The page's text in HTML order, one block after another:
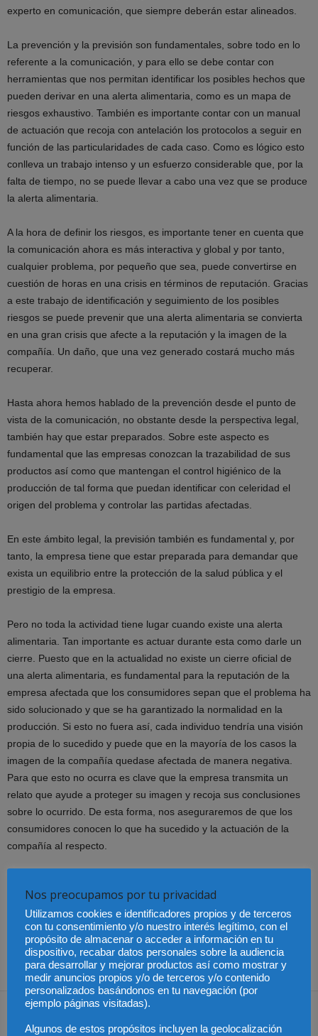
experto en comunicación, que siempre deberán estar alineados.
La prevención y la previsión son fundamentales, sobre todo en lo
referente a la comunicación, y para ello se debe contar con
herramientas que nos permitan identificar los posibles hechos que
pueden derivar en una alerta alimentaria, como es un mapa de
riesgos exhaustivo. También es importante contar con un manual
de actuación que recoja con antelación los protocolos a seguir en
función de las particularidades de cada caso. Como es lógico esto
conlleva un trabajo intenso y un esfuerzo considerable que, por la
falta de tiempo, no se puede llevar a cabo una vez que se produce
la alerta alimentaria.
A la hora de definir los riesgos, es importante tener en cuenta que
la comunicación ahora es más interactiva y global y por tanto,
cualquier problema, por pequeño que sea, puede convertirse en
cuestión de horas en una crisis en términos de reputación. Gracias
a este trabajo de identificación y seguimiento de los posibles
riesgos se puede prevenir que una alerta alimentaria se convierta
en una gran crisis que afecte a la reputación y la imagen de la
compañía. Un daño, que una vez generado costará mucho más
recuperar.
Hasta ahora hemos hablado de la prevención desde el punto de
vista de la comunicación, no obstante desde la perspectiva legal,
también hay que estar preparados. Sobre este aspecto es
fundamental que las empresas conozcan la trazabilidad de sus
productos así como que mantengan el control higiénico de la
producción de tal forma que puedan identificar con celeridad el
origen del problema y controlar las partidas afectadas.
En este ámbito legal, la previsión también es fundamental y, por
tanto, la empresa tiene que estar preparada para demandar que
exista un equilibrio entre la protección de la salud pública y el
prestigio de la empresa.
Pero no toda la actividad tiene lugar cuando existe una alerta
alimentaria. Tan importante es actuar durante esta como darle un
cierre. Puesto que en la actualidad no existe un cierre oficial de
una alerta alimentaria, es fundamental para la reputación de la
empresa afectada que los consumidores sepan que el problema ha
sido solucionado y que se ha garantizado la normalidad en la
producción. Si esto no fuera así, cada individuo tendría una visión
propia de lo sucedido y puede que en la mayoría de los casos la
imagen de la compañía quedase afectada de manera negativa.
Para que esto no ocurra es clave que la empresa transmita un
relato que ayude a proteger su imagen y recoja sus conclusiones
sobre lo ocurrido. De esta forma, nos aseguraremos de que los
consumidores conocen lo que ha sucedido y la actuación de la
compañía al respecto.
podemos afirmar que una reputación y estructura sólidas no se
destruyen en un minuto. Por ello, si actuamos con rapidez y hemos
hecho un trabajo previo de prevención y preparación, seremos
capaces de minimizar el impacto de la alerta y salvaguardar
nuestro negocio.
Share
Nos preocupamos por tu privacidad
Utilizamos cookies e identificadores propios y de terceros
con tu consentimiento y/o nuestro interés legítimo, con el
propósito de almacenar o acceder a información en tu
dispositivo, recabar datos personales sobre la audiencia
para desarrollar y mejorar productos así como mostrar y
medir anuncios propios y/o de terceros y/o contenido
personalizados basándonos en tu navegación (por
ejemplo páginas visitadas).
Algunos de estos propósitos incluyen la geolocalización